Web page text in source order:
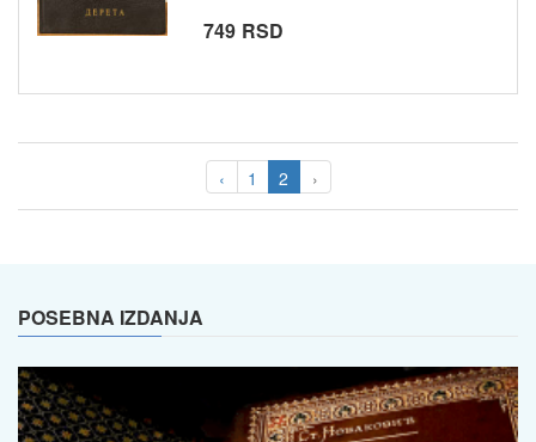
749 RSD
‹ 1 2 ›
POSEBNA IZDANJA